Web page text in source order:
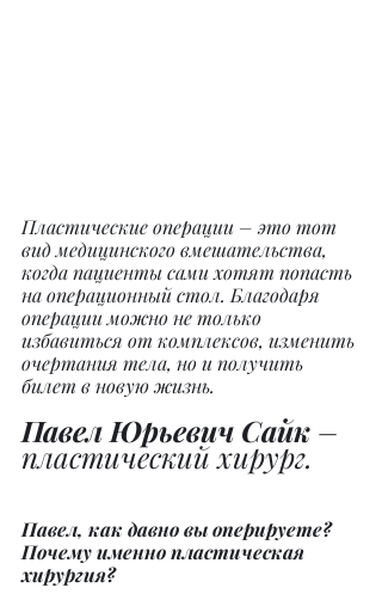
Пластические операции – это тот
вид медицинского вмешательства,
когда пациенты сами хотят попасть
на операционный стол. Благодаря
операции можно не только
избавиться от комплексов, изменить
очертания тела, но и получить
билет в новую жизнь.
Павел Юрьевич Сайк –
пластический хирург.
Павел, как давно вы оперируете?
Почему именно пластическая
хирургия?